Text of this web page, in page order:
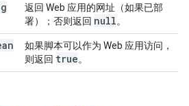
返回 Web 应用的网址（如果已部
署）；否则返回 null。
如果脚本可以作为 Web 应用访问，
则返回 true。